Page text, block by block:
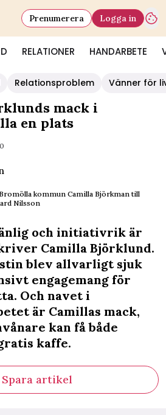
RELATIONER HANDARBETE
Prenumerera Logga in
Relationsproblem Vänner för
mack i
en plats
kommun Camilla Björkman till
Nilsson
och initiativrik är
Camilla Björklund.
blev allvarligt sjuk
engagemang för
Och navet i
är Camillas mack,
kan få både
kaffe.
Spara artikel